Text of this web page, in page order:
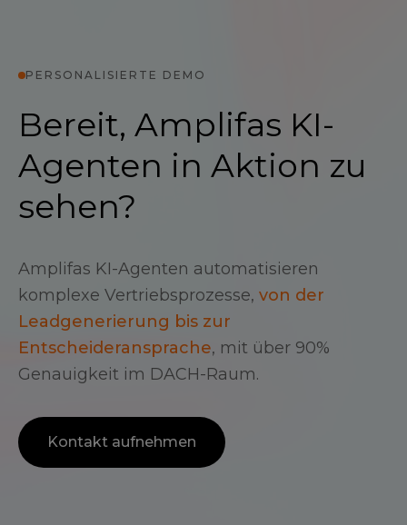
PERSONALISIERTE DEMO
Bereit, Amplifas KI-
Agenten in Aktion zu
sehen?
Amplifas KI-Agenten automatisieren
komplexe Vertriebsprozesse, von der
Leadgenerierung bis zur
Entscheideransprache, mit über 90%
Genauigkeit im DACH-Raum.
Kontakt aufnehmen